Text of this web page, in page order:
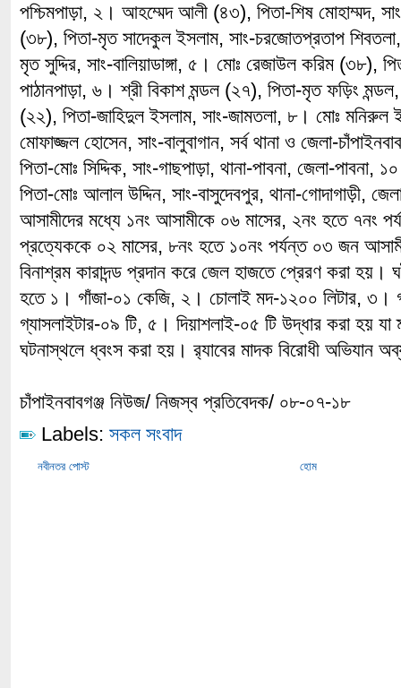
পশ্চিমপাড়া, ২। আহম্মেদ আলী (৪৩), পিতা-শিষ মোহাম্মদ,
(৩৮), পিতা-মৃত সাদেকুল ইসলাম, সাং-চরজোতপ্রতাপ
মৃত সুদ্দির, সাং-বালিয়াডাঙ্গা, ৫। মোঃ রেজাউল করিম (৩৮),
পাঠানপাড়া, ৬। শ্রী বিকাশ মন্ডল (২৭), পিতা-মৃত ফড়িং
(২২), পিতা-জাহিদুল ইসলাম, সাং-জামতলা, ৮। মোঃ মনিরুল
মোফাজ্জল হোসেন, সাং-বালুবাগান, সর্ব থানা ও জেলা-
পিতা-মোঃ সিদ্দিক, সাং-গাছপাড়া, থানা-পাবনা, জেলা-
পিতা-মোঃ আলাল উদ্দিন, সাং-বাসুদেবপুর, থানা-গোদাগাড়ী,
আসামীদের মধ্যে ১নং আসামীকে ০৬ মাসের, ২নং হতে ৭নং
প্রত্যেককে ০২ মাসের, ৮নং হতে ১০নং পর্যন্ত ০৩ জন
বিনাশ্রম কারাদন্ড প্রদান করে জেল হাজতে প্রেরণ করা হয়।
হতে ১। গাঁজা-০১ কেজি, ২। চোলাই মদ-১২০০ লিটার, ৩।
গ্যাসলাইটার-০৯ টি, ৫। দিয়াশলাই-০৫ টি উদ্ধার করা হয় যা
ঘটনাস্থলে ধ্বংস করা হয়। র‌্যাবের মাদক বিরোধী অভিযান
চাঁপাইনবাবগঞ্জ নিউজ/ নিজস্ব প্রতিবেদক/ ০৮-০৭-১৮
Labels: সকল সংবাদ
নবীনতর পোস্ট হোম